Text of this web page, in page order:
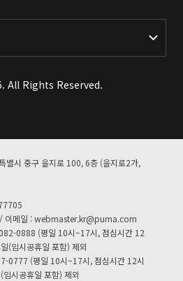
All Rights Reserved.
별시 중구 을지로 100, 6층 (을지로2가,
이메일 :webmaster.kr@puma.com
0888 (평일 10시~17시, 점심시간 12
(임시공휴일 포함) 제외
0777 (평일 10시~17시, 점심시간 12시
시공휴일 포함) 제외